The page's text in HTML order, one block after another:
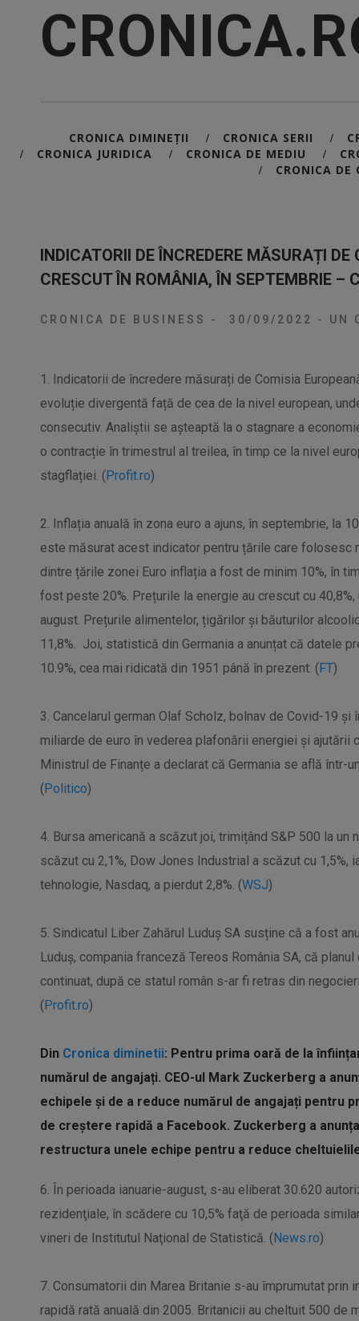
CRONICA DIMINEȚII / CRONICA SERII /
/ CRONICA JURIDICA / CRONICA DE MEDIU /
/ CRONICA DE
INDICATORII DE ÎNCREDERE MĂSURAȚI
CRESCUT ÎN ROMÂNIA, ÎN SEPTEMBRIE –
CRONICA DE BUSINESS - 30/09/2022 - UN
1. Indicatorii de încredere măsurați de Comisia
evoluție divergentă față de cea de la nivel european,
consecutiv. Analiștii se așteaptă la o stagnare a
o contracție în trimestrul al treilea, în timp ce la nivel
stagflației. (Profit.ro)
2. Inflația anuală în zona euro a ajuns, în septembrie, la
este măsurat acest indicator pentru țările care folosesc
dintre țările zonei Euro inflația a fost de minim 10%, în
fost peste 20%. Prețurile la energie au crescut cu
august. Prețurile alimentelor, țigărilor și băuturilor
11,8%. Joi, statistică din Germania a anunțat că datele
10.9%, cea mai ridicată din 1951 până în prezent. (FT)
3. Cancelarul german Olaf Scholz, bolnav de Covid-19 şi
miliarde de euro în vederea plafonării energiei şi ajutării
Ministrul de Finanțe a declarat că Germania se află într-
(Politico)
4. Bursa americană a scăzut joi, trimițând S&P 500 la un
scăzut cu 2,1%, Dow Jones Industrial a scăzut cu 1,5%,
tehnologie, Nasdaq, a pierdut 2,8%. (WSJ)
5. Sindicatul Liber Zahărul Luduș SA susține că a fost
Luduș, compania franceză Tereos România SA, că
continuat, după ce statul român s-ar fi retras din
(Profit.ro)
Din Cronica diminetii: Pentru prima oară de la
numărul de angajați. CEO-ul Mark Zuckerberg a
echipele și de a reduce numărul de angajați pentru
de creștere rapidă a Facebook. Zuckerberg a
restructura unele echipe pentru a reduce
6. În perioada ianuarie-august, s-au eliberat 30.620
rezidenţiale, în scădere cu 10,5% faţă de perioada
vineri de Institutul Naţional de Statistică. (News.ro)
7. Consumatorii din Marea Britanie s-au împrumutat prin
rapidă rată anuală din 2005. Britanicii au cheltuit 500 de